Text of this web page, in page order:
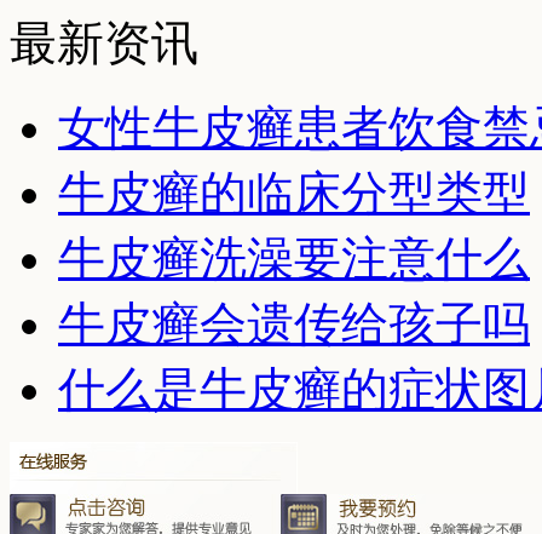
最新资讯
女性牛皮癣患者饮食禁
牛皮癣的临床分型类型
牛皮癣洗澡要注意什么
牛皮癣会遗传给孩子吗
什么是牛皮癣的症状图